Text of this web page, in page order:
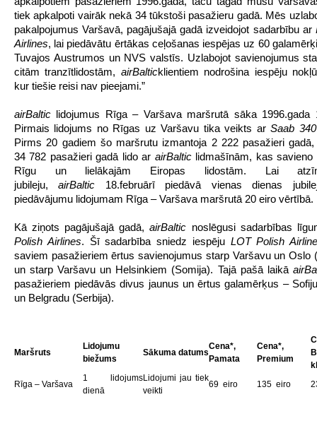
tiek apkalpoti vairāk nekā 34 tūkstoši pasažieru gadā. Mēs
pakalpojumus Varšavā, pagājušajā gadā izveidojot sadarbību ar
Airlines, lai piedāvātu ērtākas ceļošanas iespējas uz 60
Tuvajos Austrumos un NVS valstīs. Uzlabojot savienojumus
citām tranzītlidostām, airBalticklientiem nodrošina iespēju
kur tiešie reisi nav pieejami.”
airBaltic lidojumus Rīga – Varšava maršrutā sāka 1996.gada
Pirmais lidojums no Rīgas uz Varšavu tika veikts arSaab 340
Pirms 20 gadiem šo maršrutu izmantoja 2 222 pasažieri
34 782 pasažieri gadā lido ar airBalticlidmašīnām, kas savieno
Rīgu un lielākajām Eiropas lidostām. Lai
jubileju,airBaltic 18.februārī piedāvā vienas dienas
piedāvājumu lidojumam Rīga – Varšava maršrutā 20 eiro vērtībā.
Kā ziņots pagājušajā gadā,airBaltic noslēgusi sadarbības
Polish Airlines. Šī sadarbība sniedz iespēju LOT Polish
saviem pasažieriem ērtus savienojumus starp Varšavu un Oslo
un starp Varšavu un Helsinkiem (Somija). Tajā pašā laikā
pasažieriem piedāvās divus jaunus un ērtus galamērķus –
un Belgradu (Serbija).
Maršruts
Lidojumu
biežums
Sākuma datums
Cena*,
Pamata
Cena*,
Premium
Rīga – Varšava
1 lidojums
dienā
Lidojumi jau tiek
veikti
69 eiro 135 eiro